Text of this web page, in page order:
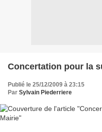
Concertation pour la
Publié le 25/12/2009 à 23:15
Par Sylvain Piederriere